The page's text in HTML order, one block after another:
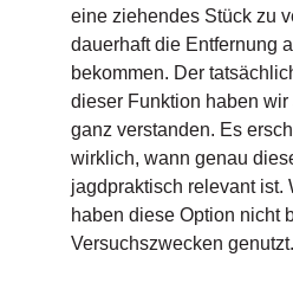
eine ziehendes Stück zu
dauerhaft die Entfernung
bekommen. Der
dieser Funktion haben
ganz verstanden. Es
wirklich, wann genau
jagdpraktisch relevant ist.
haben diese Option nicht
Versuchszwecken genutzt.